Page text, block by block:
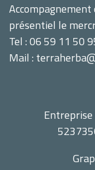
présentiel le
Tel : 06 59 11 50
Mail :